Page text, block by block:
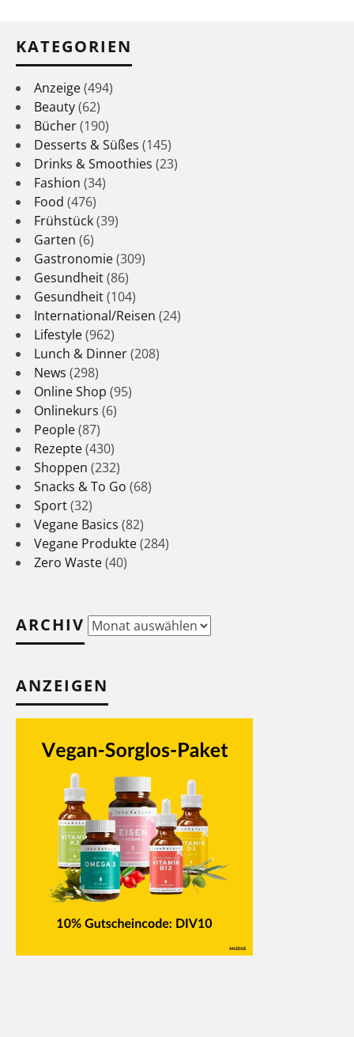
KATEGORIEN
Anzeige(494)
Beauty(62)
Bücher(190)
Desserts & Süßes (145)
Drinks & Smoothies (23)
Fashion (34)
Food (476)
Frühstück(39)
Garten (6)
Gastronomie(309)
Gesundheit(86)
Gesundheit(104)
International/Reisen (24)
Lifestyle(962)
Lunch & Dinner(208)
News (298)
Online Shop (95)
Onlinekurs (6)
People(87)
Rezepte(430)
Shoppen (232)
Snacks & To Go (68)
Sport(32)
Vegane Basics (82)
Vegane Produkte(284)
Zero Waste(40)
ARCHIV Archiv
ANZEIGEN